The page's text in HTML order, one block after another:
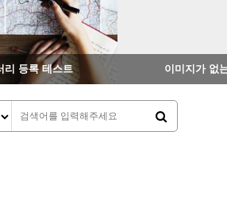
리 등록 테스트 이미지가 없